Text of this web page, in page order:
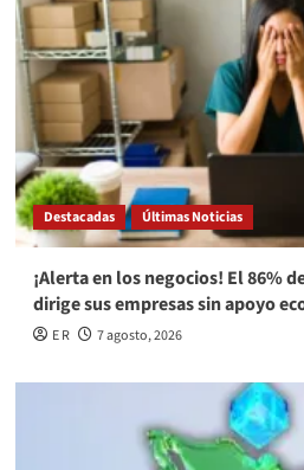
Destacadas Últimas Noticias
¡Alerta en los negocios! El 86%
dirige sus empresas sin apoyo
E R 7 agosto, 2026